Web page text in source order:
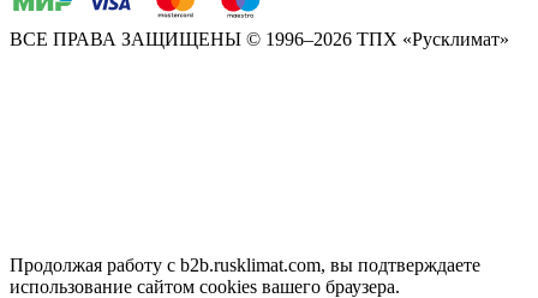
ВСЕ ПРАВА ЗАЩИЩЕНЫ © 1996–2026 ТПХ «Русклимат»
Продолжая работу с b2b.rusklimat.com, вы подтверждаете
использование сайтом cookies вашего браузера.